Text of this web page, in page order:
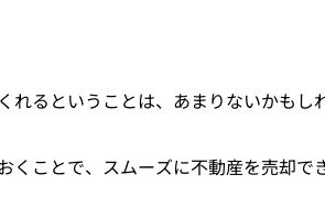
るということは、あまりないかもし
ことで、スムーズに不動産を売却で